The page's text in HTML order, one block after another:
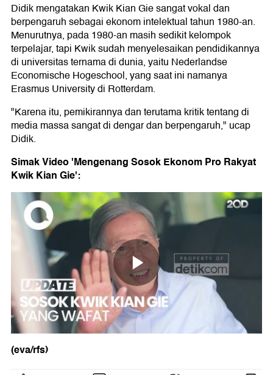
Didik mengatakan Kwik Kian Gie sangat vokal dan
berpengaruh sebagai ekonom intelektual tahun 1980-an.
Menurutnya, pada 1980-an masih sedikit kelompok
terpelajar, tapi Kwik sudah menyelesaikan pendidikannya
di universitas ternama di dunia, yaitu Nederlandse
Economische Hogeschool, yang saat ini namanya
Erasmus University di Rotterdam.
"Karena itu, pemikirannya dan terutama kritik tentang di
media massa sangat di dengar dan berpengaruh," ucap
Didik.
Simak Video 'Mengenang Sosok Ekonom Pro Rakyat
Kwik Kian Gie':
(eva/rfs)